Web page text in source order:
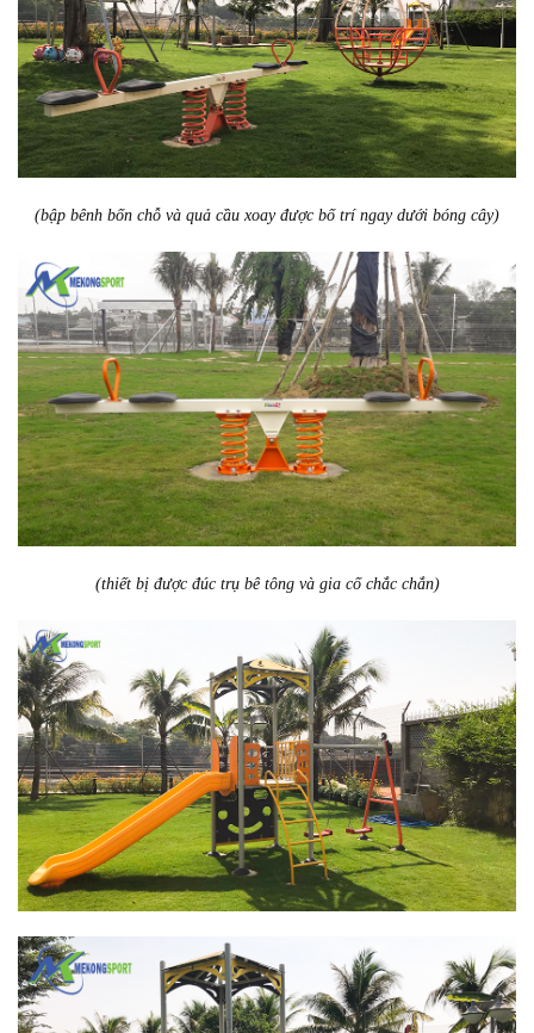
(bập bênh bốn chỗ và quả cầu xoay được bố trí ngay dưới bóng cây)
(thiết bị được đúc trụ bê tông và gia cố chắc chắn)